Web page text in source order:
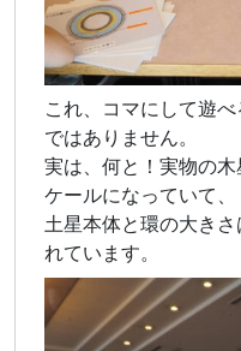
これ、コマにして遊
ではありません。
実は、何と！実物の
ケールになっていて、
土星本体と環の大き
れています。